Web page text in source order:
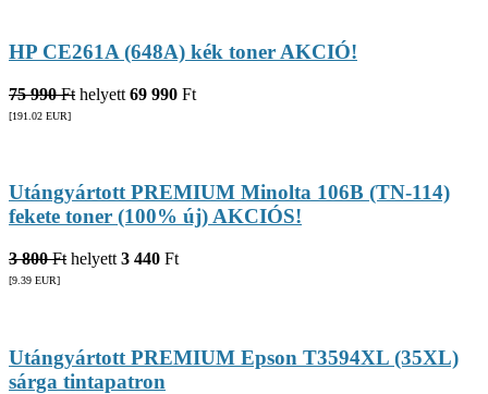
HP CE261A (648A) kék toner AKCIÓ!
75 990 Ft helyett 69 990 Ft
[191.02 EUR]
Utángyártott PREMIUM Minolta 106B (TN-114)
fekete toner (100% új) AKCIÓS!
3 800 Ft helyett 3 440 Ft
[9.39 EUR]
Utángyártott PREMIUM Epson T3594XL (35XL)
sárga tintapatron